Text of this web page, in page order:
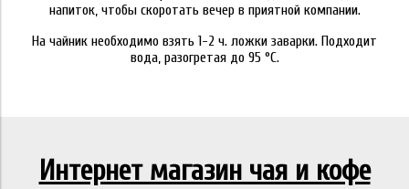
напиток, чтобы скоротать вечер в приятной компании.
На чайник необходимо взять 1-2 ч. ложки заварки. Подходит
вода, разогретая до 95 °C.
Интернет магазин чая и кофе